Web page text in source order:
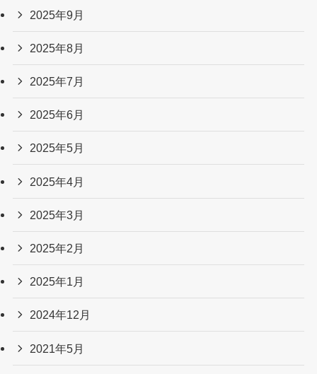
2025年9月
2025年8月
2025年7月
2025年6月
2025年5月
2025年4月
2025年3月
2025年2月
2025年1月
2024年12月
2021年5月